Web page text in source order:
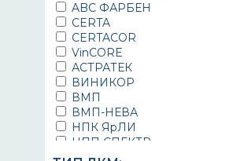
ABC ФАРБЕН
CERTA
CERTACOR
VinCORE
АСТРАТЕК
ВИНИКОР
ВМП
ВМП-НЕВА
НПК ЯрЛИ
НПП СПЕКТР
НПФ ЭМАЛЬ